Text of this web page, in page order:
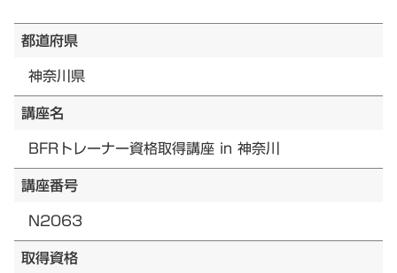
都道府県
神奈川県
講座名
BFRトレーナー資格取得講座 in 神奈川
講座番号
N2063
取得資格